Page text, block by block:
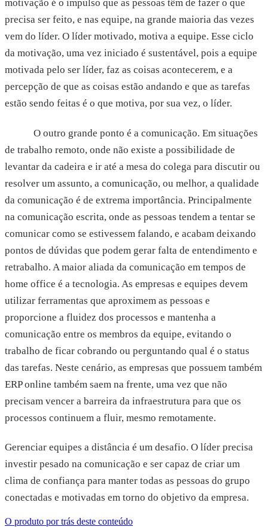
motivação é o impulso que as pessoas têm de fazer o que
precisa ser feito, e nas equipe, na grande maioria das vezes
vem do líder. O líder motivado, motiva a equipe. Esse ciclo
da motivação, uma vez iniciado é sustentável, pois a equipe
motivada pelo ser líder, faz as coisas acontecerem, e a
percepção de que as coisas estão andando e que as tarefas
estão sendo feitas é o que motiva, por sua vez, o líder.
O outro grande ponto é a comunicação. Em situações
de trabalho remoto, onde não existe a possibilidade de
levantar da cadeira e ir até a mesa do colega para discutir ou
resolver um assunto, a comunicação, ou melhor, a qualidade
da comunicação é de extrema importância. Principalmente
na comunicação escrita, onde as pessoas tendem a tentar se
comunicar como se estivessem falando, e acabam deixando
pontos de dúvidas que podem gerar falta de entendimento e
retrabalho. A maior aliada da comunicação em tempos de
home office é a tecnologia. As empresas e equipes devem
utilizar ferramentas que aproximem as pessoas e
proporcione a fluidez dos processos e mantenha a
comunicação entre os membros da equipe, evitando o
trabalho de ficar cobrando ou perguntando qual é o status
das tarefas. Neste cenário, as empresas que possuem também
ERP online também saem na frente, uma vez que não
precisam vencer a barreira da infraestrutura para que os
processos continuem a fluir, mesmo remotamente.
Gerenciar equipes a distância é um desafio. O líder precisa
investir pesado na comunicação e ser capaz de criar um
clima de confiança para manter todas as pessoas do grupo
conectadas e motivadas em torno do objetivo da empresa.
O produto por trás deste conteúdo